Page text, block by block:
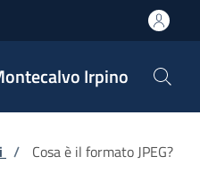
Irpino
/ Cosa è il formato JPEG?